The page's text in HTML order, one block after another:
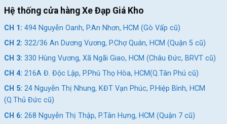
hàngXe Đạp Giá Khođể sắm cho bé yêu nhà mình một mẫu xe
thật chất lượng với nhiều ưu đãi cực hấp dẫn đang chờ đón.
Xem Thêm: Mẫu Xe Đạp Trẻ Em 1-2 Triệu
Tại Xe Đạp Giá Kho
Giảm 6% Giảm 14%
Hệ thống cửa hàng Xe Đạp Giá Kho
CH 1: 494 Nguyễn Oanh, P.An Nhơn, HCM (Gò Vấp cũ)
CH 2: 322/36 An Dương Vương, P.Chợ Quán, HCM (Quận 5 cũ)
CH 3: 330 Hùng Vương, Xã Ngãi Giao, HCM (Châu Đức, BRVT cũ)
CH 4: 216A Đ. Độc Lập, P.Phú Thọ Hòa, HCM(Q.Tân Phú cũ)
CH 5: 24 Nguyễn Thị Nhung, KĐT Vạn Phúc, P.Hiệp Bình, HCM
(Q.Thủ Đức cũ)
CH 6: 268 Nguyễn Thị Thập, P.Tân Hưng, HCM (Quận 7 cũ)